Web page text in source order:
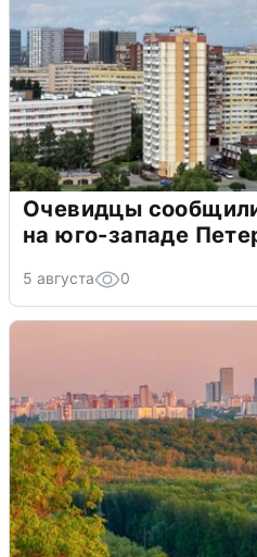
Очевидцы
на юго-западе
5 августа 0